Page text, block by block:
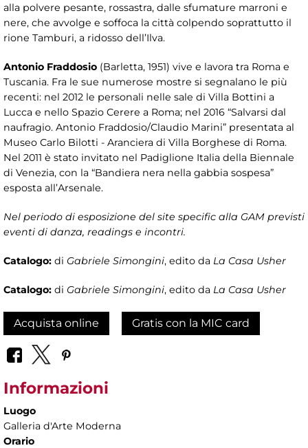
alla polvere pesante, rossastra, dalle sfumature marroni e
nere, che avvolge e soffoca la città colpendo soprattutto il
rione Tamburi, a ridosso dell’Ilva.
Antonio Fraddosio (Barletta, 1951) vive e lavora tra Roma e
Tuscania. Fra le sue numerose mostre si segnalano le più
recenti: nel 2012 le personali nelle sale di Villa Bottini a
Lucca e nello Spazio Cerere a Roma; nel 2016 “Salvarsi dal
naufragio. Antonio Fraddosio/Claudio Marini” presentata al
Museo Carlo Bilotti - Aranciera di Villa Borghese di Roma.
Nel 2011 è stato invitato nel Padiglione Italia della Biennale
di Venezia, con la “Bandiera nera nella gabbia sospesa”
esposta all’Arsenale.
Nel periodo di esposizione del site specific alla GAM previsti
eventi di danza, readings e incontri.
Catalogo: di Gabriele Simongini, edito da La Casa Usher
Catalogo: di Gabriele Simongini, edito da La Casa Usher
Acquista online Gratis con la MIC card
Informazioni
Luogo
Galleria d'Arte Moderna
Orario